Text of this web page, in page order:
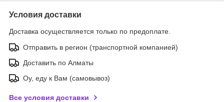
Условия доставки
Доставка осуществляется только по предоплате.
Отправить в регион (транспортной компанией)
Доставить по Алматы
Оу, еду к Вам (самовывоз)
Все условия доставки